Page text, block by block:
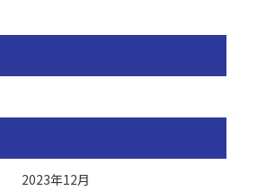
2023年12月